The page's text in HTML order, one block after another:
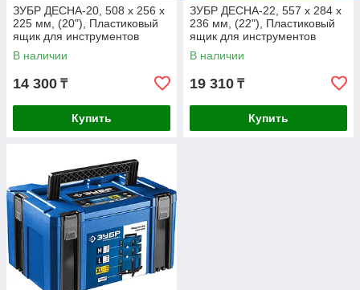
ЗУБР ДЕСНА-20, 508 x 256 x
225 мм, (20"), Пластиковый
ящик для инструментов
(38181-20)
В наличии
14 300 ₸
Купить
ЗУБР ДЕСНА-22, 557 x 284 x
236 мм, (22"), Пластиковый
ящик для инструментов
(38181-22)
В наличии
19 310 ₸
Купить